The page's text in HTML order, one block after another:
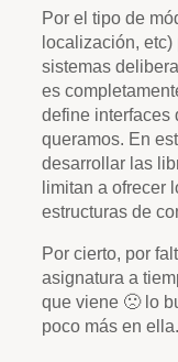
Por el tipo de
localización,
sistemas
es
define interfaces
queramos. En
desarrollar las
limitan a ofrecer
estructuras de
Por cierto, por
asignatura a
que viene 🙁 lo
poco más en ella.